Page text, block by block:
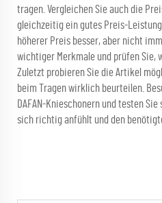
tragen. Vergleichen Sie auch die
gleichzeitig ein gutes Preis-
höherer Preis besser, aber nicht
wichtiger Merkmale und prüfen Sie,
Zuletzt probieren Sie die Artikel
beim Tragen wirklich beurteilen.
DAFAN-Knieschonern und testen
sich richtig anfühlt und den